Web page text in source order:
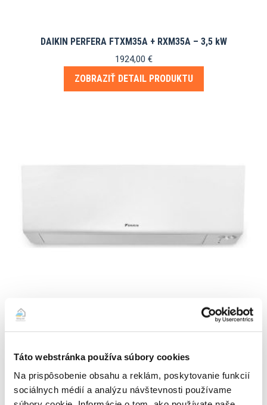
Táto webstránka používa súbory cookies
Na prispôsobenie obsahu a reklám, poskytovanie funkcií
sociálnych médií a analýzu návštevnosti používame
DAIKIN PERFERA FTXM35A + RXM35A – 3,5 kW
1924,00 €
ZOBRAZIŤ DETAIL PRODUKTU